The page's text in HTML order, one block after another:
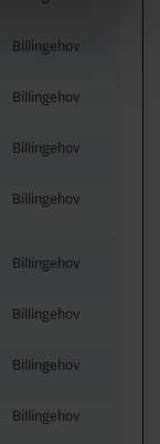
Billingehov
Billingehov
Billingehov
Billingehov
Billingehov
Billingehov
Billingehov
Billingehov